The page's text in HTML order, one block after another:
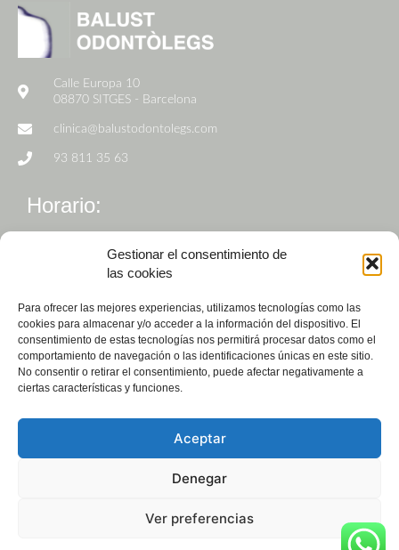
Gestionar el consentimiento de
las cookies
Para ofrecer las mejores experiencias, utilizamos tecnologías como las
cookies para almacenar y/o acceder a la información del dispositivo. El
consentimiento de estas tecnologías nos permitirá procesar datos como el
comportamiento de navegación o las identificaciones únicas en este sitio.
No consentir o retirar el consentimiento, puede afectar negativamente a
ciertas características y funciones.
Aceptar
Denegar
Ver preferencias
Calle Europa 10
08870 SITGES - Barcelona
clinica@balustodontolegs.com
93 811 35 63
Horario:
De Lunes a Viernes de 9h a 19h
Copyright © 2023. Balust Odontòlegs.
Política de privacidad